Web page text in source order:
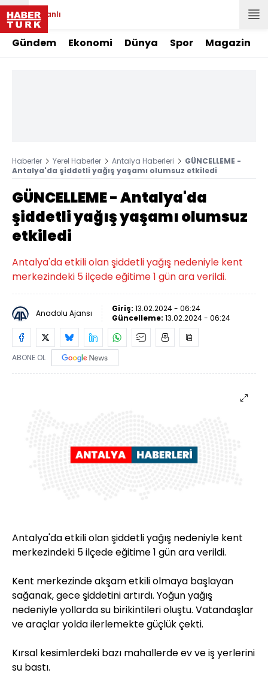
Canlı
Gündem Ekonomi Dünya Spor Magazin
Haberler Yerel Haberler Antalya Haberleri
GÜNCELLEME -
Antalya'da şiddetli yağış yaşamı olumsuz etkiledi
GÜNCELLEME - Antalya'da
şiddetli yağış yaşamı olumsuz
etkiledi
Antalya'da etkili olan şiddetli yağış nedeniyle kent
merkezindeki 5 ilçede eğitime 1 gün ara verildi.
Anadolu Ajansı Giriş: 13.02.2024 - 06:24
Güncelleme: 13.02.2024 - 06:24
ABONE OL
Antalya'da etkili olan şiddetli yağış nedeniyle kent
merkezindeki 5 ilçede eğitime 1 gün ara verildi.
Kent merkezinde akşam etkili olmaya başlayan
sağanak, gece şiddetini artırdı. Yoğun yağış
nedeniyle yollarda su birikintileri oluştu. Vatandaşlar
ve araçlar yolda ilerlemekte güçlük çekti.
Kırsal kesimlerdeki bazı mahallerde ev ve iş yerlerini
su bastı.